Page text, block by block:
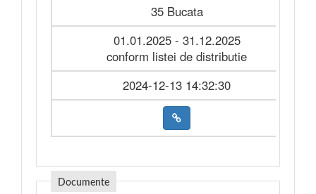
35 Bucata
01.01.2025 - 31.12.2025
conform listei de distributie
2024-12-13 14:32:30
Documente